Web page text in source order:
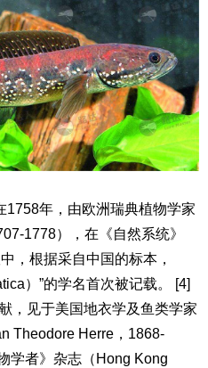
1758年，由欧洲瑞典植物学家
1778），在《自然系统》
，根据采自中国的标本，
）”的学名首次被记载。 [4]
，见于美国地衣学及鱼类学家
Theodore Herre，1868-
学者》杂志（Hong Kong